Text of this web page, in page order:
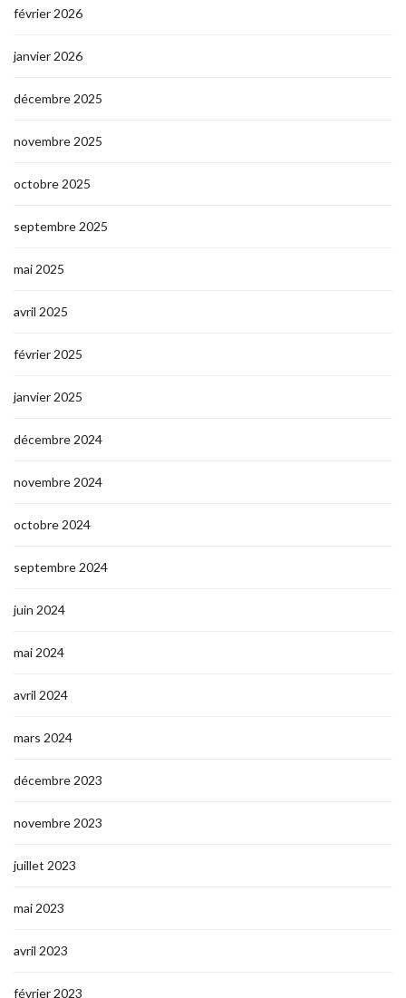
février 2026
janvier 2026
décembre 2025
novembre 2025
octobre 2025
septembre 2025
mai 2025
avril 2025
février 2025
janvier 2025
décembre 2024
novembre 2024
octobre 2024
septembre 2024
juin 2024
mai 2024
avril 2024
mars 2024
décembre 2023
novembre 2023
juillet 2023
mai 2023
avril 2023
février 2023